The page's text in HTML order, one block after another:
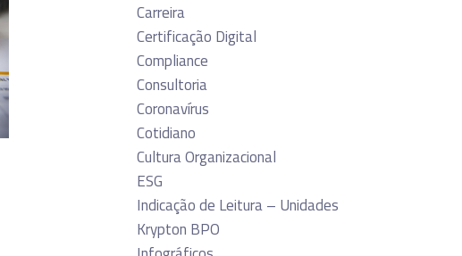
Carreira
Certificação Digital
Compliance
Consultoria
Coronavírus
Cotidiano
Cultura Organizacional
ESG
Indicação de Leitura – Unidades
Krypton BPO